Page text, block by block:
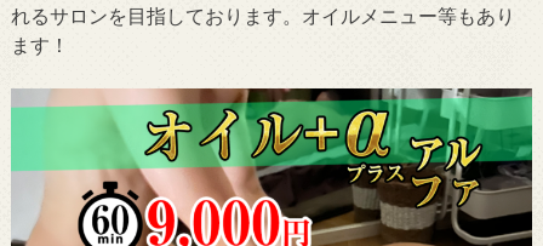
れるサロンを目指しております。オイルメニュー等もあり
ます！